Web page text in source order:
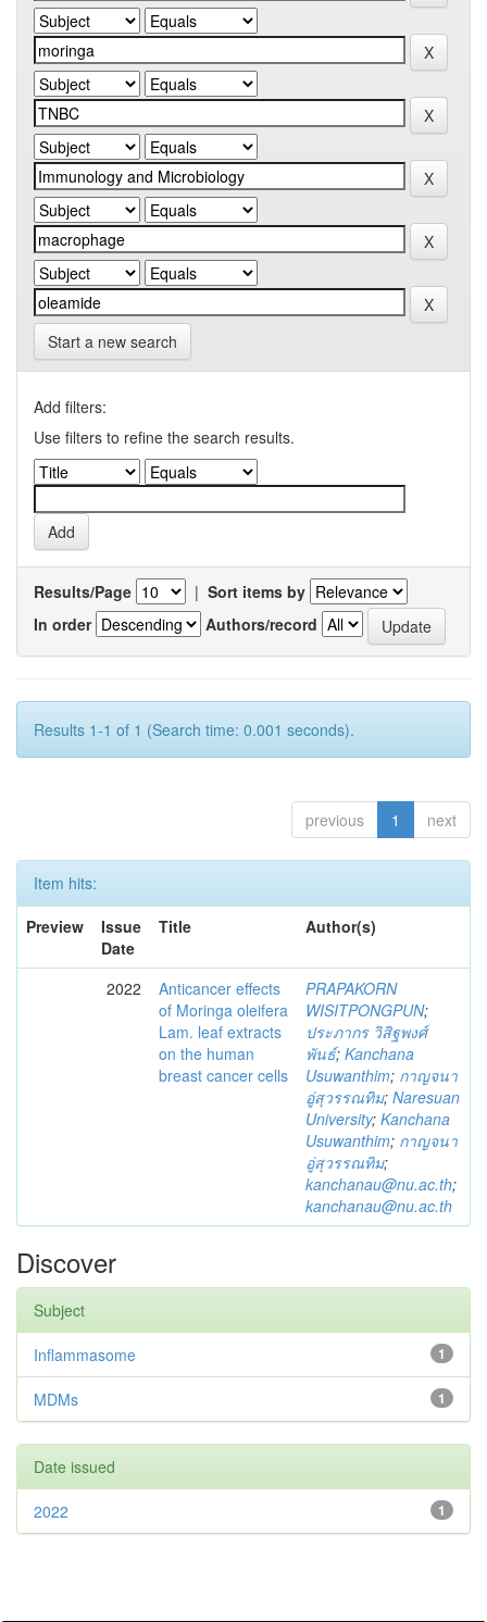
Start a new search
Add filters:
Use filters to refine the search results.
Results/Page | Sort items by
In order
Authors/record
Results 1-1 of 1 (Search time: 0.001 seconds).
previous 1 next
Item hits:
Preview
Issue
Date
Title Author(s)
2022
Anticancer effects
of Moringa oleifera
Lam. leaf extracts
on the human
breast cancer cells
PRAPAKORN
WISITPONGPUN;
ประภากร วิสิฐพงศ์
พันธ์; Kanchana
Usuwanthim; กาญจนา
อู่สุวรรณทิม; Naresuan
University; Kanchana
Usuwanthim; กาญจนา
อู่สุวรรณทิม;
kanchanau@nu.ac.th;
kanchanau@nu.ac.th
Discover
Subject
1
Inflammasome
1
MDMs
Date issued
1
2022